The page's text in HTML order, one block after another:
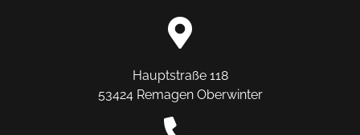
Hauptstraße 118
53424 Remagen Oberwinter